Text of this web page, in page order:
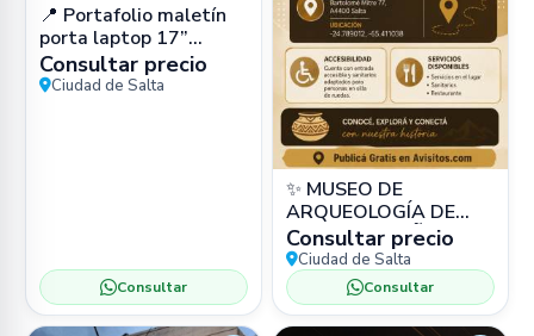
📍 Portafolio maletín
porta laptop 17”
impermeable (cuero
PU) en Zona Sur, Salta
Consultar precio
Ciudad de Salta
Consultar
✨ MUSEO DE
ARQUEOLOGÍA DE
ALTA MONTAÑA
(MAAM) 📍 Bartolomé
Mitre 77, Salta 🏛️
Museo
Consultar precio
Ciudad de Salta
Consultar